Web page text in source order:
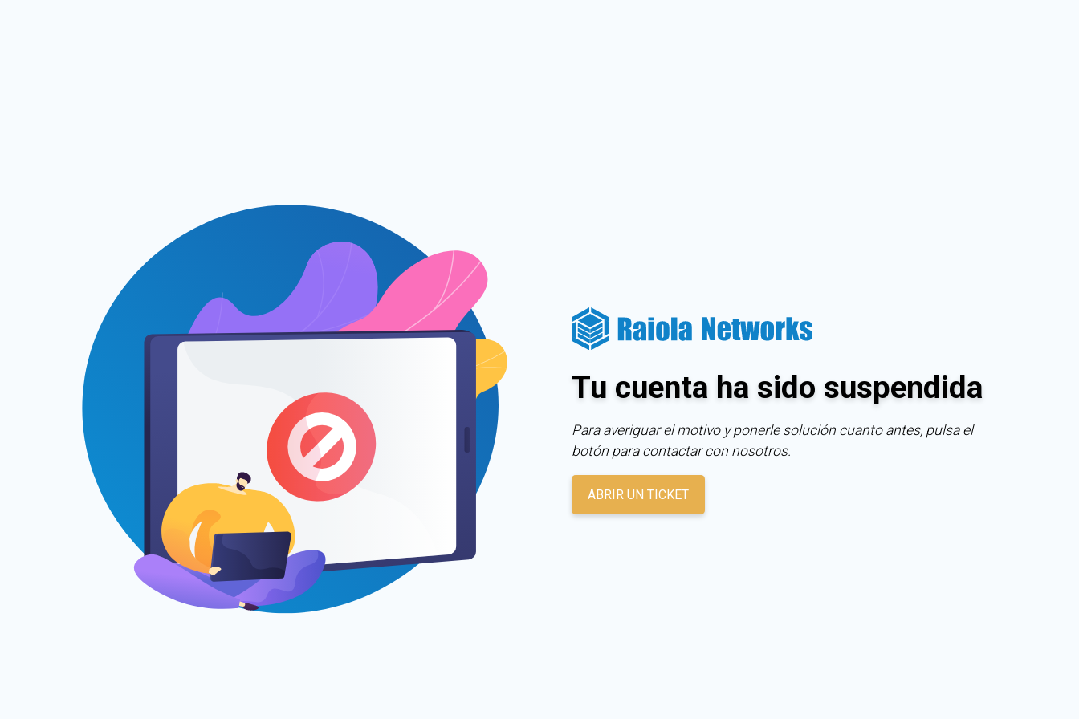
Tu cuenta ha sido suspendida
Para averiguar el motivo y ponerle solución cuanto antes, pulsa el
botón para contactar con nosotros.
ABRIR UN TICKET